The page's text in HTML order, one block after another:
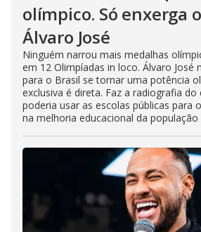
olímpico. Só enxerga
Álvaro José
Ninguém narrou mais medalhas
em 12 Olimpíadas in loco. Álvaro José
para o Brasil se tornar uma potência
exclusiva é direta. Faz a radiografia
poderia usar as escolas públicas para
na melhoria educacional da população